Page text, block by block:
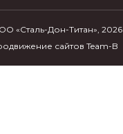
«Сталь-Дон-Титан», 2026
сайтов Team-B